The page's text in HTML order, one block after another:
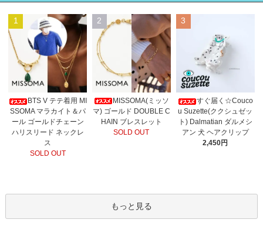
1
BTS V テテ着用 MI
SSOMA マラカイト＆パ
ール ゴールドチェーン
ハリスリード ネックレ
ス
SOLD OUT
2
MISSOMA(ミッソ
マ) ゴールド DOUBLE C
HAIN ブレスレット
SOLD OUT
3
すぐ届く☆Couco
u Suzette(ククシュゼッ
ト) Dalmatian ダルメシ
アン 犬 ヘアクリップ
2,450円
もっと見る